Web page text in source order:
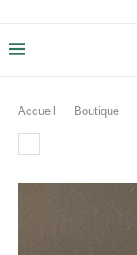
Accueil Boutique